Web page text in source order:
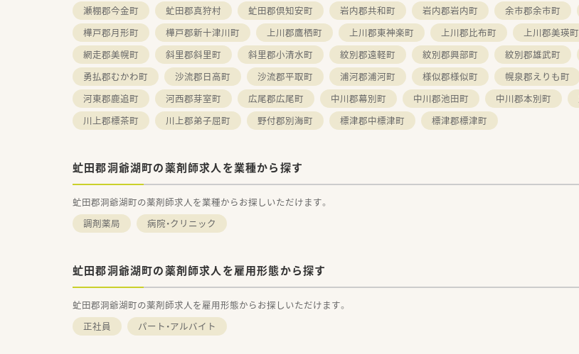
瀬棚郡今金町
虻田郡真狩村 虻田郡倶知安町 岩内郡共和町 岩内郡岩内町 余市郡余市町
樺戸郡月形町
樺戸郡新十津川町 上川郡鷹栖町 上川郡東神楽町 上川郡比布町 上川郡美瑛町
網走郡美幌町
斜里郡斜里町 斜里郡小清水町 紋別郡遠軽町 紋別郡興部町 紋別郡雄武町
勇払郡むかわ町
沙流郡日高町 沙流郡平取町 浦河郡浦河町 様似郡様似町 幌泉郡えりも町
河東郡鹿追町
河西郡芽室町 広尾郡広尾町 中川郡幕別町 中川郡池田町 中川郡本別町
川上郡標茶町
川上郡弟子屈町 野付郡別海町 標津郡中標津町 標津郡標津町
虻田郡洞爺湖町の薬剤師求人を業種から探す
虻田郡洞爺湖町の薬剤師求人を業種からお探しいただけます。
調剤薬局
病院・クリニック
虻田郡洞爺湖町の薬剤師求人を雇用形態から探す
虻田郡洞爺湖町の薬剤師求人を雇用形態からお探しいただけます。
正社員
パート・アルバイト